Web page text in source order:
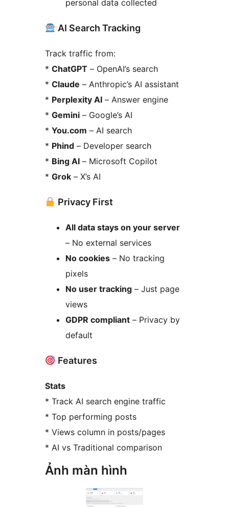
personal data collected
AI Search Tracking
Track traffic from:
* ChatGPT – OpenAI’s search
* Claude – Anthropic’s AI assistant
* Perplexity AI – Answer engine
* Gemini – Google’s AI
* You.com – AI search
* Phind – Developer search
* Bing AI – Microsoft Copilot
* Grok – X’s AI
Privacy First
All data stays on your server
– No external services
No cookies – No tracking
pixels
No user tracking – Just page
views
GDPR compliant – Privacy by
default
Features
Stats
* Track AI search engine traffic
* Top performing posts
* Views column in posts/pages
* AI vs Traditional comparison
Ảnh màn hình